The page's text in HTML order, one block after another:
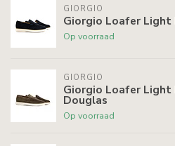
GIORGIO
Giorgio Loafer Light
Op voorraad
GIORGIO
Giorgio Loafer Light
Douglas
Op voorraad